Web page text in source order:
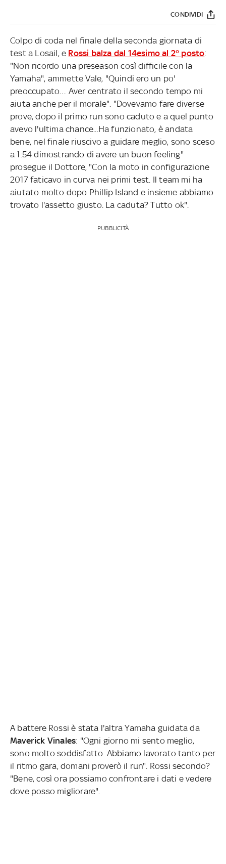
CONDIVIDI
Colpo di coda nel finale della seconda giornata di
test a Losail, e Rossi balza dal 14esimo al 2° posto:
"Non ricordo una preseason così difficile con la
Yamaha", ammette Vale, "Quindi ero un po'
preoccupato… Aver centrato il secondo tempo mi
aiuta anche per il morale". "Dovevamo fare diverse
prove, dopo il primo run sono caduto e a quel punto
avevo l'ultima chance...Ha funzionato, è andata
bene, nel finale riuscivo a guidare meglio, sono sceso
a 1:54 dimostrando di avere un buon feeling"
prosegue il Dottore, "Con la moto in configurazione
2017 faticavo in curva nei primi test. Il team mi ha
aiutato molto dopo Phillip Island e insieme abbiamo
trovato l'assetto giusto. La caduta? Tutto ok".
PUBBLICITÀ
A battere Rossi è stata l'altra Yamaha guidata da
Maverick Vinales: "Ogni giorno mi sento meglio,
sono molto soddisfatto. Abbiamo lavorato tanto per
il ritmo gara, domani proverò il run". Rossi secondo?
"Bene, così ora possiamo confrontare i dati e vedere
dove posso migliorare".